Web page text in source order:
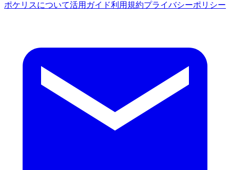
ポケリスについて活用ガイド利用規約プライバシーポリシー